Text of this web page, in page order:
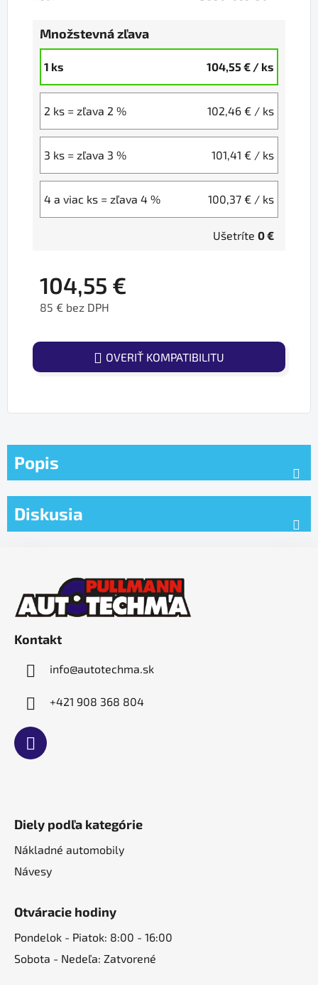
Množstevná zľava
1 ks 104,55 € / ks
2 ks = zľava 2 % 102,46 € / ks
3 ks = zľava 3 % 101,41 € / ks
4 a viac ks = zľava 4 % 100,37 € / ks
Ušetríte 0 €
104,55 €
85 € bez DPH
OVERIŤ KOMPATIBILITU
Popis
Diskusia
Kontakt
info@autotechma.sk
+421 908 368 804
Diely podľa kategórie
Nákladné automobily
Návesy
Otváracie hodiny
Pondelok - Piatok: 8:00 - 16:00
Sobota - Nedeľa: Zatvorené